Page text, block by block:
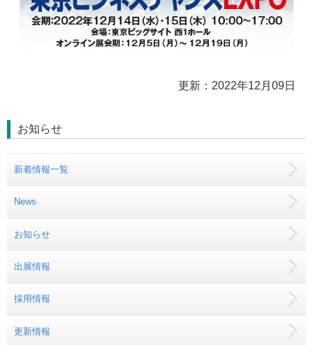
更新：2022年12月09日
お知らせ
新着情報一覧
News
お知らせ
出展情報
採用情報
更新情報